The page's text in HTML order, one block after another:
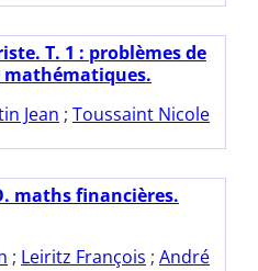
T. 1 : problèmes de
Jean ; Toussaint Nicole
maths financières.
; Leiritz François ; André